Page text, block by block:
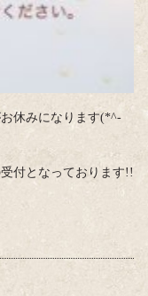
休みになります(*^-
付となっております!!